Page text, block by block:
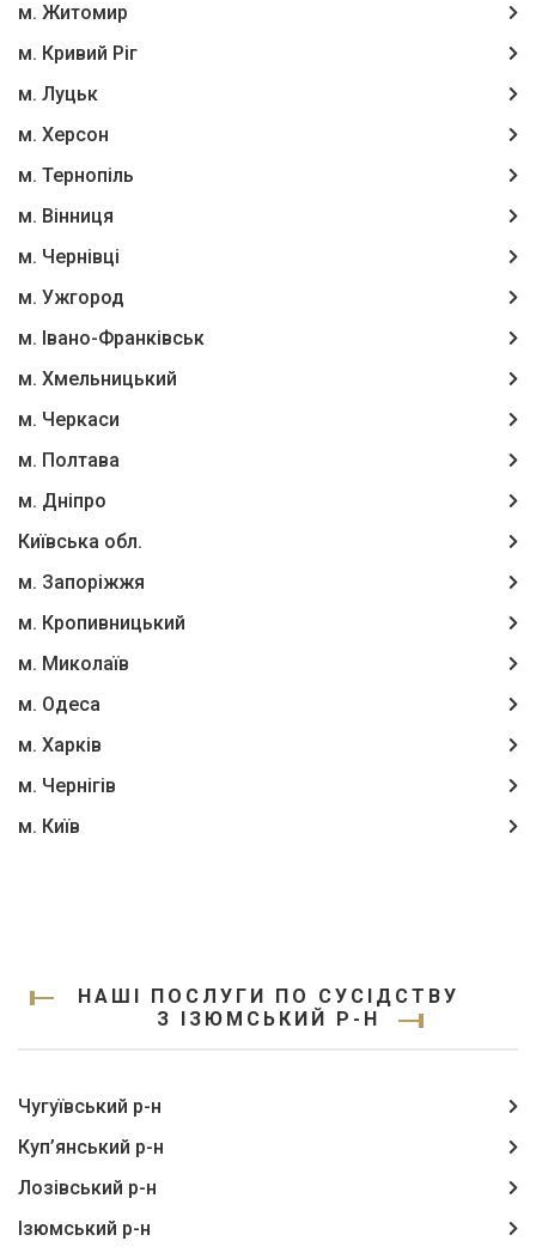
м. Житомир
м. Кривий Ріг
м. Луцьк
м. Херсон
м. Тернопіль
м. Вінниця
м. Чернівці
м. Ужгород
м. Івано-Франківськ
м. Хмельницький
м. Черкаси
м. Полтава
м. Дніпро
Київська обл.
м. Запоріжжя
м. Кропивницький
м. Миколаїв
м. Одеса
м. Харків
м. Чернігів
м. Київ
НАШІ ПОСЛУГИ ПО СУСІДСТВУ
З ІЗЮМСЬКИЙ Р-Н
Чугуївський р-н
Куп’янський р-н
Лозівський р-н
Ізюмський р-н